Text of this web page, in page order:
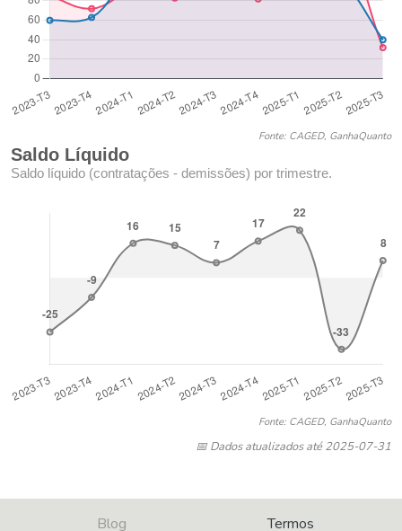
Fonte: CAGED, GanhaQuanto
Saldo Líquido
Saldo líquido (contratações - demissões) por trimestre.
Fonte: CAGED, GanhaQuanto
📅 Dados atualizados até 2025-07-31
Blog Termos